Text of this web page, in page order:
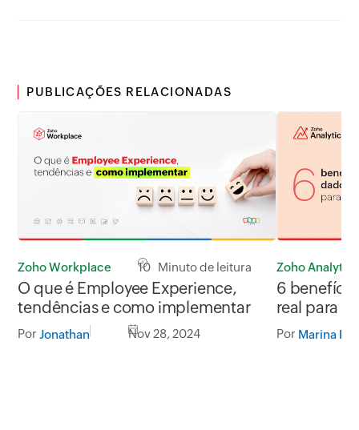
PUBLICAÇÕES RELACIONADAS
Zoho Workplace 10 Minuto de leitura
O que é Employee Experience,
tendências e como implementar
Por Jonathan Nov 28, 2024
Zoho Analytics
6
real para
Por Marina